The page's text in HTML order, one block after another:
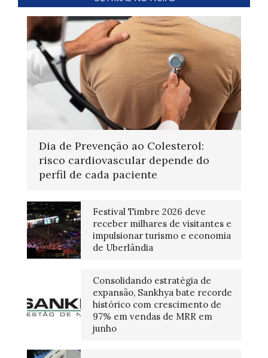
Dia de Prevenção ao Colesterol:
risco cardiovascular depende do
perfil de cada paciente
Festival Timbre 2026 deve
receber milhares de visitantes e
impulsionar turismo e economia
de Uberlândia
Consolidando estratégia de
expansão, Sankhya bate recorde
histórico com crescimento de
97% em vendas de MRR em
junho